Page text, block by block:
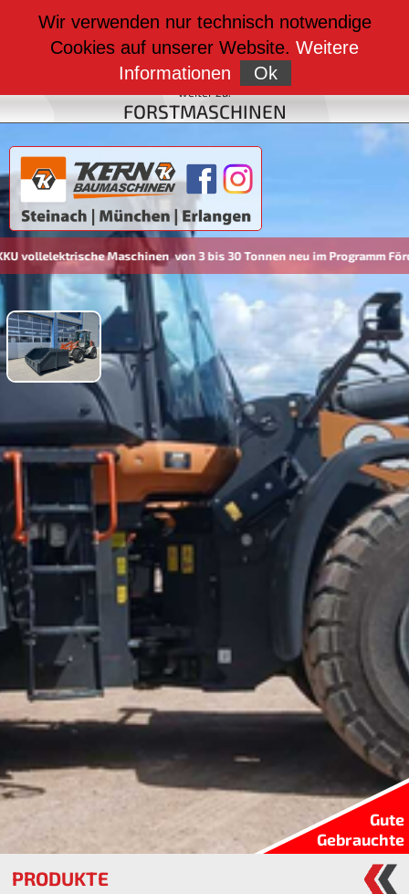
Maschinen von 3 bis 30 Tonnen neu im Programm
BAUMASCHINEN
weiter zu:
FAHRZEUGBAU
weiter zu:
FORSTMASCHINEN
Gute
Gebrauchte
PRODUKTE
Wir verwenden nur technisch notwendige
Cookies auf unserer Website. Weitere
Informationen
Ok